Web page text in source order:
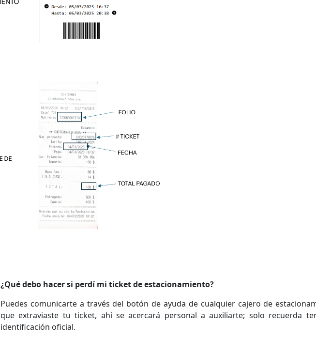
¿Qué debo hacer si perdí mi ticket de estacionamiento?
Puedes comunicarte a través del botón de ayuda de cualquier cajero de
que extraviaste tu ticket, ahí se acercará personal a auxiliarte; solo recuerda
identificación oficial.